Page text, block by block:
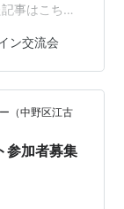
事はこちら
に戻ること
年前のわたし
みなさんの
いなと思
れて、話し
ン交流会
（中野区江古
参加者募集